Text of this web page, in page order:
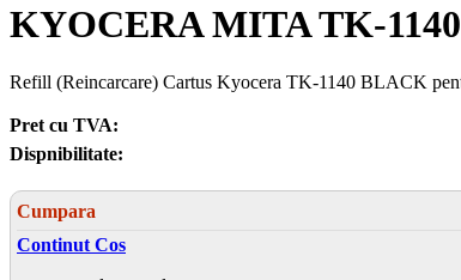
KYOCERA MITA TK-
Refill (Reincarcare) Cartus Kyocera TK-1140 BLACK
Pret cu TVA:
Dispnibilitate:
Cumpara
Continut Cos